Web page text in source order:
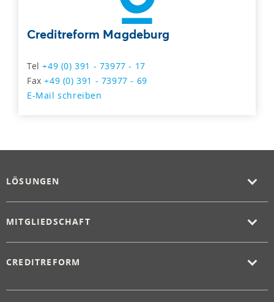
Creditreform Magdeburg
Tel+49 (0) 391 - 73977 - 17
Fax+49 (0) 391 - 73977 - 69
E-Mail schreiben
LÖSUNGEN
MITGLIEDSCHAFT
CREDITREFORM